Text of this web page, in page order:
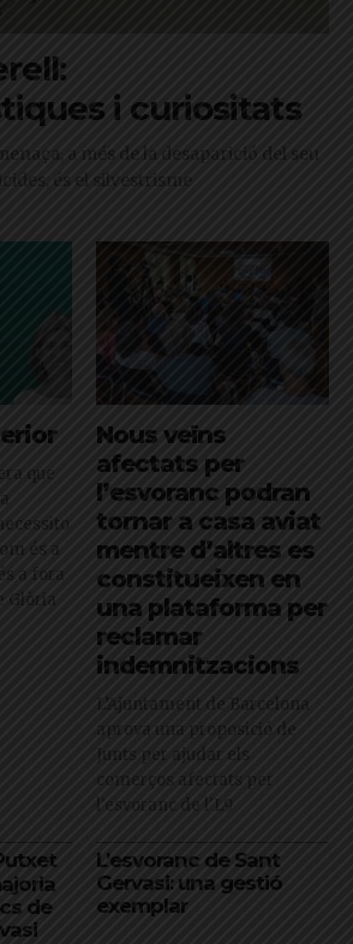
i curiositats
a més de la desaparició del seu
és el silvestrisme
que
és a
a fora
Glòria
Nous veïns
afectats per
l’esvoranc podran
tornar a casa aviat
mentre d’altres es
constitueixen en
una plataforma per
reclamar
indemnitzacions
L’Ajuntament de Barcelona
aprova una proposició de
Junts per ajudar els
comerços afectats per
l'esvoranc de l'L9
de
L’esvoranc de Sant
Gervasi: una gestió
exemplar